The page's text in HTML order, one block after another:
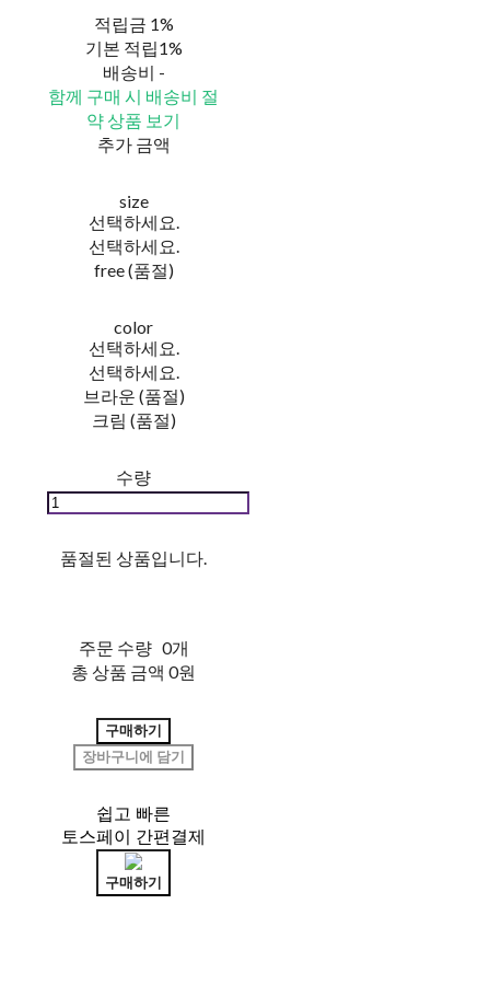
적립금 1%
기본 적립1%
배송비 -
함께 구매 시 배송비 절
약 상품 보기
추가 금액
size
선택하세요.
선택하세요.
free (품절)
color
선택하세요.
선택하세요.
브라운 (품절)
크림 (품절)
수량
품절된 상품입니다.
주문 수량 0개
총 상품 금액 0원
구매하기
장바구니에 담기
쉽고 빠른
토스페이 간편결제
구매하기